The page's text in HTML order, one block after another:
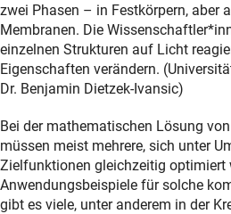
zwei Phasen – in Festkörpern, aber
Membranen. Die
einzelnen Strukturen auf Licht
Eigenschaften verändern.
Dr. Benjamin Dietzek-Ivansic)
Bei der mathematischen Lösung
müssen meist mehrere, sich unter
Zielfunktionen gleichzeitig optimiert
Anwendungsbeispiele für solche
gibt es viele, unter anderem in der